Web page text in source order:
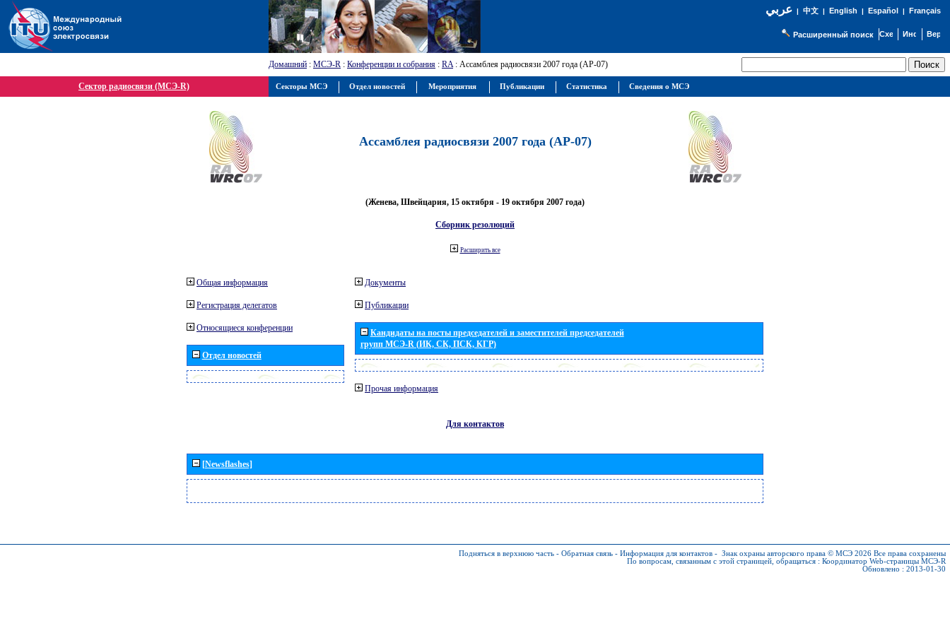
عربي| 中文| English | Español | Français
Расширенный поиск
Домашний : МСЭ-R : Конференции и собрания : RA: Ассамблея радиосвязи 2007 года (АР-07)
Сектор радиосвязи (МСЭ-R)
Ассамблея радиосвязи 2007 года (АР-07)
(Женева, Швейцария, 15 октября - 19 октября 2007 года)
Сборник резолюций
Расширить все
Общая информация
Регистрация делегатов
Относящиеся конференции
Отдел новостей
Документы
Публикации
Кандидаты на посты председателей и заместителей председателей
групп МСЭ-R (ИК, СК, ПСК, КГР)
Прочая информация
Для контактов
[Newsflashes]
Подняться в верхнюю часть - Обратная связь - Информация для контактов - Знак охраны авторского права © МСЭ 2026 Все права сохранены
По вопросам, связанным с этой страницей, обращаться : Координатор Web-страницы МСЭ-R
Обновлено : 2013-01-30
Секторы МСЭ Отдел новостей Мероприятия Публикации Статистика Сведения о МСЭ